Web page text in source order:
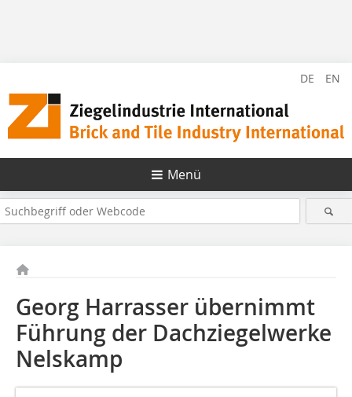
DE EN
Menü
Georg Harrasser übernimmt
Führung der Dachziegelwerke
Nelskamp